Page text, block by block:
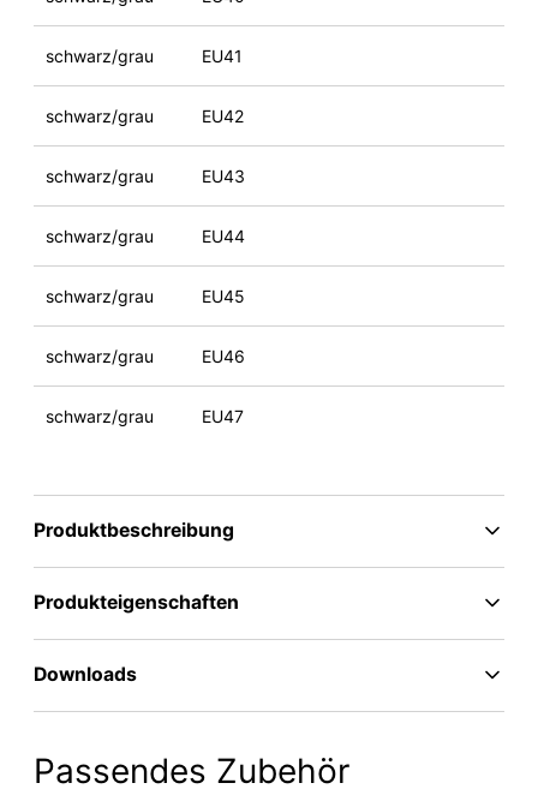
schwarz/grau EU41
schwarz/grau EU42
schwarz/grau EU43
schwarz/grau EU44
schwarz/grau EU45
schwarz/grau EU46
schwarz/grau EU47
Produktbeschreibung
Produkteigenschaften
Downloads
Passendes Zubehör